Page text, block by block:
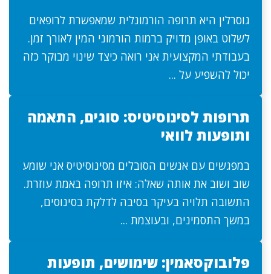
גוסרלין היא תרופה הורמונלית שמאפשרת לרופאים
לשלוט באופן מדויק ברמות הורמוני המין לאורך זמן.
בעבודתי המקצועית אני רואה כיצד שינוי מבוקר כזה
יכול להשפיע על ...
תרופות לסינוסיטיס: סוגים, התאמה
ותופעות לוואי
במפגשים עם אנשים הסובלים מסינוסיטיס אני שומע
שוב ושוב את אותה שאלה: איזו תרופה באמת עוזרת.
התשובה תלויה בעיקר בסיבה לדלקת בסינוסים,
במשך התסמינים, ובעוצמת ...
פלובוקסאמין: שימושים, תופעות